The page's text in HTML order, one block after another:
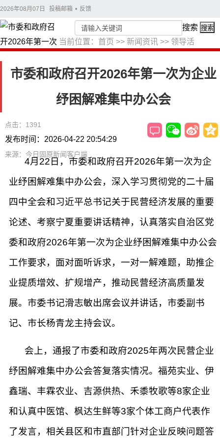
2026年08月07日 投稿邮箱 • 反馈
当前位置： 首页 >> 新闻资讯 >> 领导活
搜索 搜索
市委和政府召开2026年第一次为企业
纾困解难集中办公会
点击：1391
发布时间：2026-04-22 20:54:29
来源：今日固原新闻客户端
4月22日，市委和政府召开2026年第一次为企
业纾困解难集中办公会，深入学习贯彻党的二十届
四中全会和习近平总书记关于民营经济发展的重要
论述、考察宁夏重要讲话精神，认真落实自治区党
委和政府2026年第一次为企业纾困解难集中办公会
工作要求，面对面听诉求，一对一解难题，助推企
业提质增效、扩规增产，推动民营经济高质量发
展。市委书记滑志敏出席会议并讲话，市委副书
记、市长杨青龙主持会议。
会上，通报了市委和政府2025年两次民营企业
纾困解难集中办公会答复落实情况。福苑实业、伊
鑫瑞、丰霖农业、吉源供热、禾黍牧歌等8家企业
和认真中医馆、枫达生鲜等3家个体工商户代表作
了发言，相关县区和市直部门针对企业反映问题答